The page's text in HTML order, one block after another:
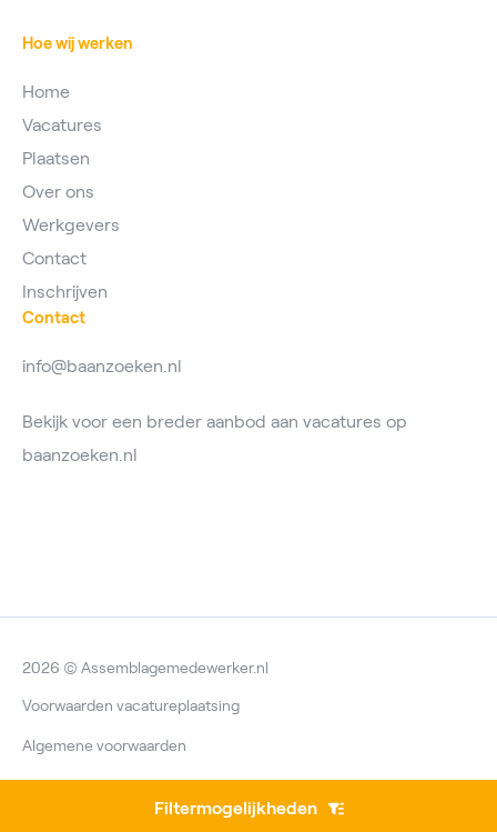
Filtermogelijkheden
Hoe wij werken
Home
Vacatures
Plaatsen
Over ons
Werkgevers
Contact
Inschrijven
Contact
info@baanzoeken.nl
Bekijk voor een breder aanbod aan vacatures op
baanzoeken.nl
2026 © Assemblagemedewerker.nl
Voorwaarden vacatureplaatsing
Algemene voorwaarden
Privacyverklaring